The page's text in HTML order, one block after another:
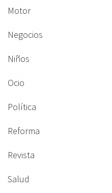
Motor
Negocios
Niños
Ocio
Política
Reforma
Revista
Salud